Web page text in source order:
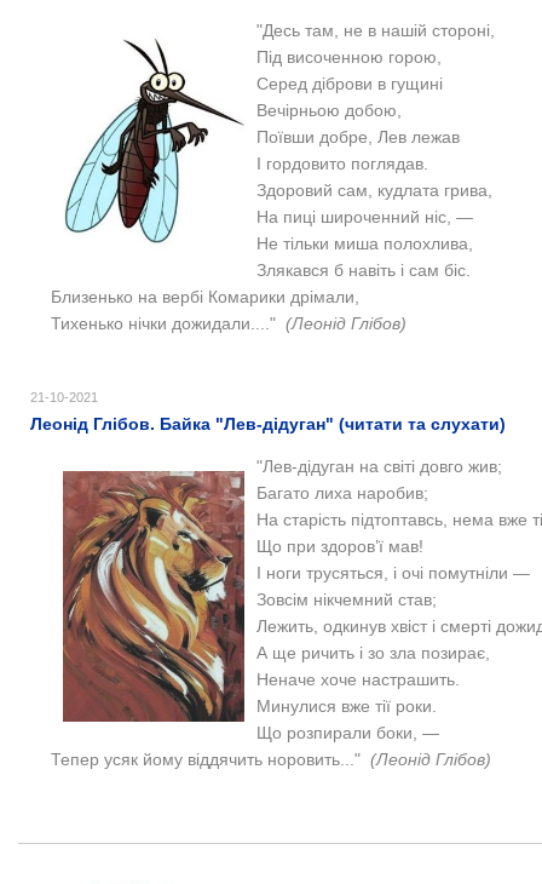
"Десь там, не в нашій стороні,
Під височенною горою,
Серед діброви в гущині
Вечірньою добою,
Поївши добре, Лев лежав
І гордовито поглядав.
Здоровий сам, кудлата грива,
На пиці широченний ніс, —
Не тільки миша полохлива,
Злякався б навіть і сам біс.
Близенько на вербі Комарики дрімали,
Тихенько нічки дожидали...." (Леонід Глібов)
21-10-2021
Леонід Глібов. Байка "Лев-дідуган" (читати та слухати)
"Лев-дідуган на світі довго жив;
Багато лиха наробив;
На старість підтоптавсь, нема вже
Що при здоров’ї мав!
І ноги трусяться, і очі помутніли —
Зовсім нікчемний став;
Лежить, одкинув хвіст і смерті
А ще ричить і зо зла позирає,
Неначе хоче настрашить.
Минулися вже тії роки.
Що розпирали боки, —
Тепер усяк йому віддячить норовить..." (Леонід Глібов)